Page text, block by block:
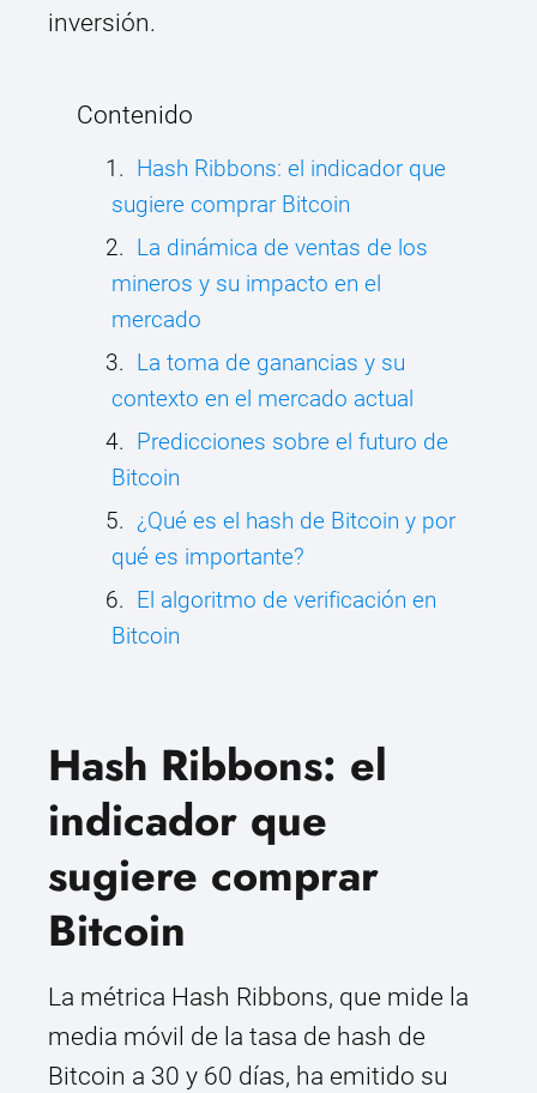
inversión.
Contenido
Hash Ribbons: el indicador que
sugiere comprar Bitcoin
La dinámica de ventas de los
mineros y su impacto en el
mercado
La toma de ganancias y su
contexto en el mercado actual
Predicciones sobre el futuro de
Bitcoin
¿Qué es el hash de Bitcoin y por
qué es importante?
El algoritmo de verificación en
Bitcoin
Hash Ribbons: el
indicador que
sugiere comprar
Bitcoin
La métrica Hash Ribbons, que mide la
media móvil de la tasa de hash de
Bitcoin a 30 y 60 días, ha emitido su